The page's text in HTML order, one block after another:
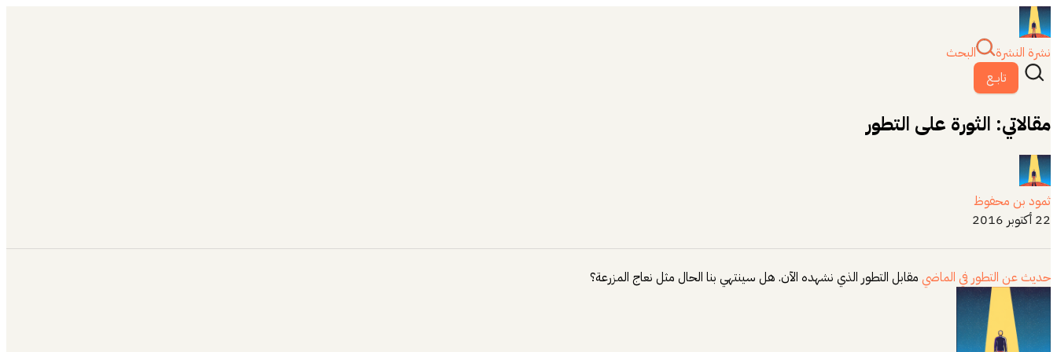
نشرة النشرة
البحث
تابــع
مقالاتي: الثورة على التطور
ثمود بن محفوظ
22 أكتوبر 2016
حديث عن التطور في الماضي مقابل التطور الذي نشهده الآن. هل سينتهي بنا الحال مثل نعاج المزرعة؟